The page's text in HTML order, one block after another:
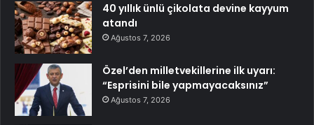
40 yıllık ünlü çikolata devine kayyum
atandı
Ağustos 7, 2026
Özel’den milletvekillerine ilk uyarı:
“Esprisini bile yapmayacaksınız”
Ağustos 7, 2026